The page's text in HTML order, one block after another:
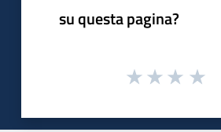
su questa pagina?